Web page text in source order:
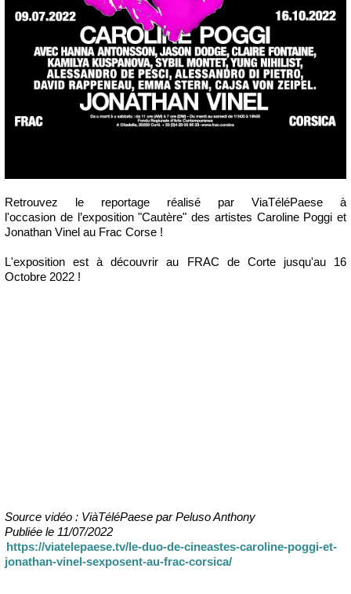
Retrouvez le reportage réalisé par ViaTéléPaese à
l'occasion de l’exposition "Cautère" des artistes Caroline Poggi et
Jonathan Vinel au Frac Corse !
L'exposition est à découvrir au FRAC de Corte jusqu'au 16
Octobre 2022 !
Source vidéo : ViàTéléPaese par Peluso Anthony
Publiée le 11/07/2022
https://viatelepaese.tv/le-duo-de-cineastes-caroline-poggi-et-
jonathan-vinel-sexposent-au-frac-corsica/